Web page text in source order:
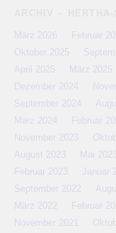
März 2026 Februar
Oktober 2025
April 2025
März 2025
Dezember 2024
September 2024
März 2024
Februar
November 2023
August 2023
Mai 2023
Februar 2023
Januar
September 2022
März 2022
Februar
November 2021